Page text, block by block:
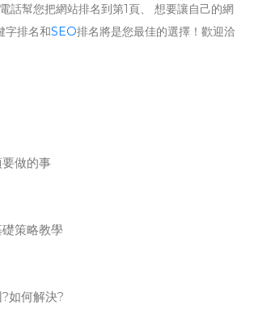
話幫您把網站排名到第1頁、 想要讓自己的網
字排名和SEO排名將是您最佳的選擇！歡迎洽
做的事
策略教學
如何解決?